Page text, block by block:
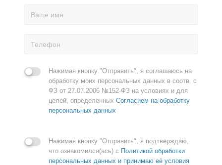
Нажимая кнопку "Отправить", я соглашаюсь на
обработку моих персональных данных в соотв. с
ФЗ от 27.07.2006 №152-ФЗ на условиях и для
целей, определенных Согласием на обработку
персональных данных
Нажимая кнопку "Отправить", я подтверждаю,
что ознакомился(ась) с Политикой обработки
персональных данных и принимаю её условия